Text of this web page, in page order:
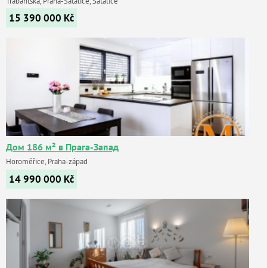
15 390 000 Kč
Дом 186 м² в Прага-Запад
Horoměřice, Praha-západ
14 990 000 Kč